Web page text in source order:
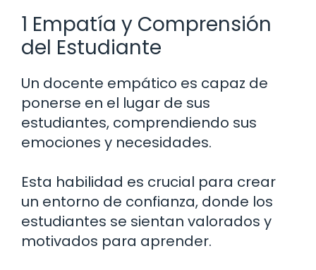
1 Empatía y Comprensión
del Estudiante
Un docente empático es capaz de
ponerse en el lugar de sus
estudiantes, comprendiendo sus
emociones y necesidades.
Esta habilidad es crucial para crear
un entorno de confianza, donde los
estudiantes se sientan valorados y
motivados para aprender.